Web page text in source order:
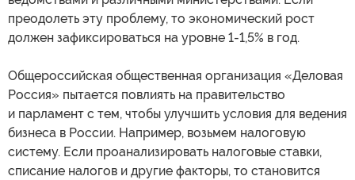
преодолеть эту проблему, то экономический рост
должен зафиксироваться на уровне 1-1,5% в год.
Общероссийская общественная организация «Деловая
Россия» пытается повлиять на правительство
и парламент с тем, чтобы улучшить условия для ведения
бизнеса в России. Например, возьмем налоговую
систему. Если проанализировать налоговые ставки,
списание налогов и другие факторы, то становится